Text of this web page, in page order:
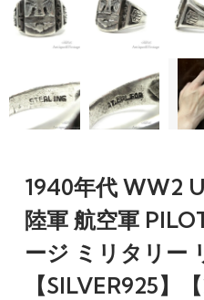
1940年代 WW2
陸軍 航空軍
ージ ミリタリー
【SILVER925】